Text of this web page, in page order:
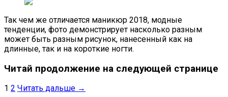
Так чем же отличается маникюр 2018, модные
тенденции, фото демонстрирует насколько разным
может быть разным рисунок, нанесенный как на
длинные, так и на короткие ногти.
Читай продолжение на следующей странице
1 2 Читать дальше →